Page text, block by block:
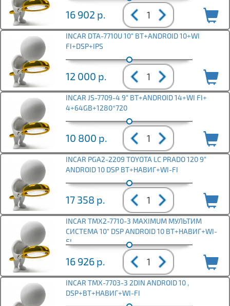
16 902 р.
INCAR DTA-7710U 10" BT+ANDROID 10+WI
FI+DSP+IPS
12 000 р.
INCAR JS-7709-4 9" BT+ANDROID 14+WI FI+
4+64GB+1280*720
10 800 р.
INCAR PGA2-2209 TOYOTA LC PRADO 120 9"
ANDROID 10 DSP BT+НАВИГ+WI-FI
17 358 р.
INCAR TMX2-7710-3 MAXIMUM МУЛЬТИМ
СИСТЕМА 10" DSP ANDROID 10 BT+НАВИГ+WI-
FI
16 926 р.
INCAR TMX-7703-3 2DIN ANDROID 10 ,
DSP+BT+НАВИГ+WI-FI